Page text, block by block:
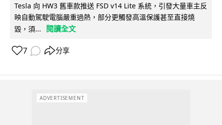
Tesla 向 HW3 舊車款推送 FSD v14 Lite 系統，引發大量車主反
映自動駕駛電腦嚴重過熱，部分更觸發高溫保護甚至直接燒
毀，須...
閱讀全文
7 分享
ADVERTISEMENT